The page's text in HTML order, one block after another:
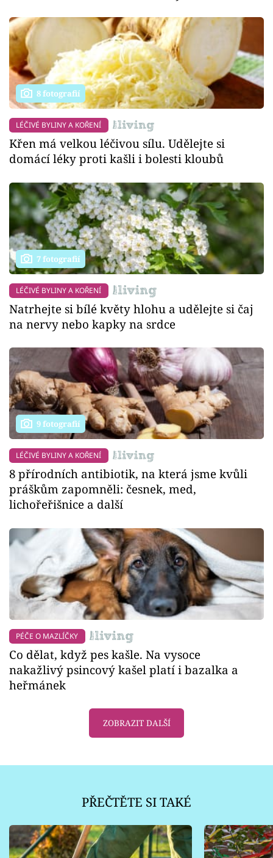
8 fotografií
LÉČIVÉ BYLINY A KOŘENÍ
Křen má velkou léčivou sílu. Udělejte si
domácí léky proti kašli i bolesti kloubů
7 fotografií
LÉČIVÉ BYLINY A KOŘENÍ
Natrhejte si bílé květy hlohu a udělejte si čaj
na nervy nebo kapky na srdce
9 fotografií
LÉČIVÉ BYLINY A KOŘENÍ
8 přírodních antibiotik, na která jsme kvůli
práškům zapomněli: česnek, med,
lichořeřišnice a další
PÉČE O MAZLÍČKY
Co dělat, když pes kašle. Na vysoce
nakažlivý psincový kašel platí i bazalka a
heřmánek
ZOBRAZIT DALŠÍ
PŘEČTĚTE SI TAKÉ